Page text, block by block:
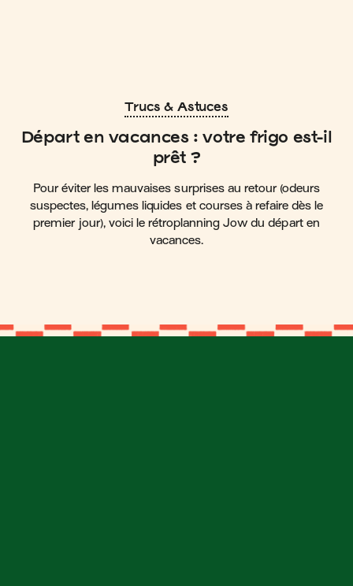
Trucs & Astuces
Départ en vacances : votre frigo est-il
prêt ?
Pour éviter les mauvaises surprises au retour (odeurs
suspectes, légumes liquides et courses à refaire dès le
premier jour), voici le rétroplanning Jow du départ en
vacances.